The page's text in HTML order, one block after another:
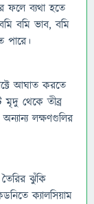
ফলে ব্যথা হতে
বমি ভাব, বমি
পারে।
আঘাত করতে
মৃদু থেকে তীব্র
লক্ষণগুলির
ঝুঁকি
ক্যালসিয়াম